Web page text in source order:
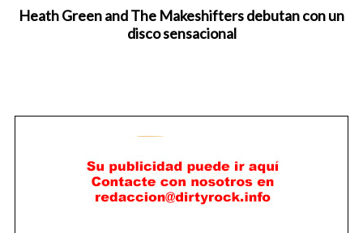
Heath Green and The Makeshifters debutan con un
disco sensacional